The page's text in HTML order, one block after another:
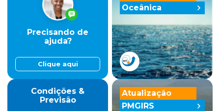
Oceânica
Precisando de
ajuda?
Clique aqui
Condições &
Previsão
Atualização
PMGIRS